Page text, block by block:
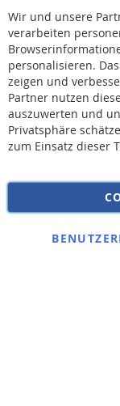
* Bei der Lieferung auf
Versandkosten erhoben.
Wir und unsere
verarbeiten
personalisieren.
zeigen und
Partner nutzen
auszuwerten und
Privatsphäre
zum Einsatz dieser